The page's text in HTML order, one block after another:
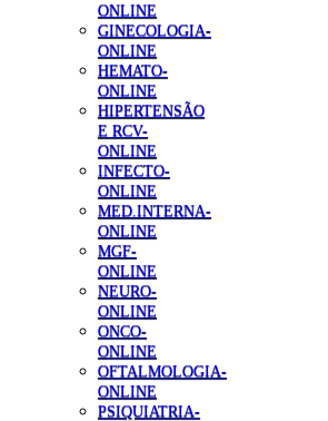
ONLINE
GINECOLOGIA-
ONLINE
HEMATO-
ONLINE
HIPERTENSÃO
E RCV-
ONLINE
INFECTO-
ONLINE
MED.INTERNA-
ONLINE
MGF-
ONLINE
NEURO-
ONLINE
ONCO-
ONLINE
OFTALMOLOGIA-
ONLINE
PSIQUIATRIA-